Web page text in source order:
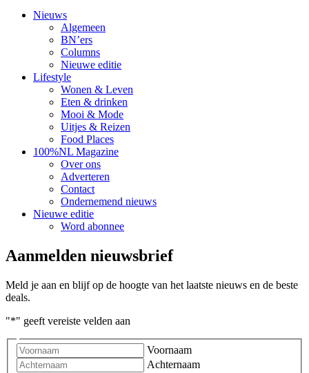
Nieuws
Algemeen
BN’ers
Columns
Nieuwe editie
Lifestyle
Wonen & Leven
Eten & drinken
Mooi & Mode
Uitjes & Reizen
Food Places
100%NL Magazine
Over ons
Adverteren
Contact
Ondernemend nieuws
Nieuwe editie
Word abonnee
Aanmelden nieuwsbrief
Meld je aan en blijf op de hoogte van het laatste nieuws en de beste
deals.
"*" geeft vereiste velden aan
Voornaam
Achternaam